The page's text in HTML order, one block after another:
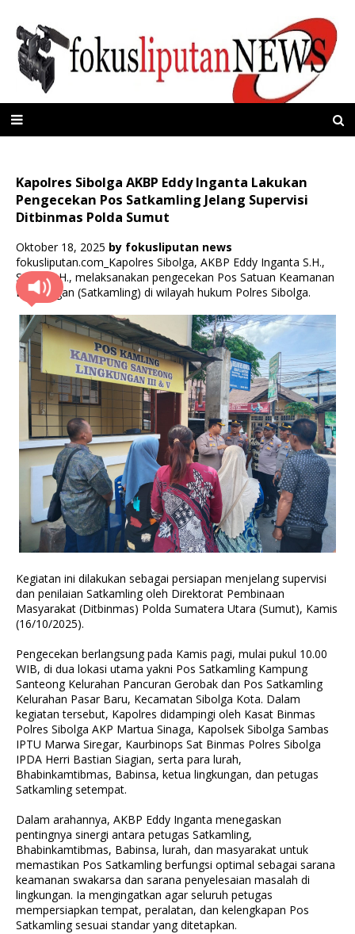
Kapolres Sibolga AKBP Eddy Inganta Lakukan
Pengecekan Pos Satkamling Jelang Supervisi
Ditbinmas Polda Sumut
Oktober 18, 2025 by fokusliputan news
fokusliputan.com_Kapolres Sibolga, AKBP Eddy Inganta S.H.,
S.I.K., M.H., melaksanakan pengecekan Pos Satuan Keamanan
Lingkungan (Satkamling) di wilayah hukum Polres Sibolga.
Kegiatan ini dilakukan sebagai persiapan menjelang supervisi
dan penilaian Satkamling oleh Direktorat Pembinaan
Masyarakat (Ditbinmas) Polda Sumatera Utara (Sumut), Kamis
(16/10/2025).
Pengecekan berlangsung pada Kamis pagi, mulai pukul 10.00
WIB, di dua lokasi utama yakni Pos Satkamling Kampung
Santeong Kelurahan Pancuran Gerobak dan Pos Satkamling
Kelurahan Pasar Baru, Kecamatan Sibolga Kota. Dalam
kegiatan tersebut, Kapolres didampingi oleh Kasat Binmas
Polres Sibolga AKP Martua Sinaga, Kapolsek Sibolga Sambas
IPTU Marwa Siregar, Kaurbinops Sat Binmas Polres Sibolga
IPDA Herri Bastian Siagian, serta para lurah,
Bhabinkamtibmas, Babinsa, ketua lingkungan, dan petugas
Satkamling setempat.
Dalam arahannya, AKBP Eddy Inganta menegaskan
pentingnya sinergi antara petugas Satkamling,
Bhabinkamtibmas, Babinsa, lurah, dan masyarakat untuk
memastikan Pos Satkamling berfungsi optimal sebagai sarana
keamanan swakarsa dan sarana penyelesaian masalah di
lingkungan. Ia mengingatkan agar seluruh petugas
mempersiapkan tempat, peralatan, dan kelengkapan Pos
Satkamling sesuai standar yang ditetapkan.